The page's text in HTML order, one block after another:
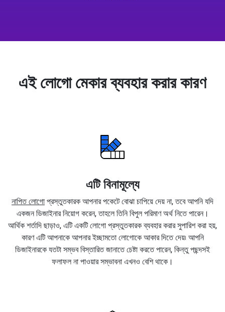
এই লোগো মেকার ব্যবহার করার কারণ
এটি বিনামূল্যে
নাপিত লোগো প্রস্তুতকারক আপনার পকেটে বোঝা চাপিয়ে দেয় না, তবে আপনি যদি
একজন ডিজাইনার নিয়োগ করেন, তাহলে তিনি বিপুল পরিমাণ অর্থ নিতে পারেন।
আর্থিক শর্তাদি ছাড়াও, এটি একটি লোগো প্রস্তুতকারক ব্যবহার করার সুপারিশ করা হয়,
কারণ এটি আপনাকে আপনার ইচ্ছামতো লোগোকে আকার দিতে দেয়৷ আপনি
ডিজাইনারকে যতটা সম্ভব বিস্তারিত জানাতে চেষ্টা করতে পারেন, কিন্তু পছন্দসই
ফলাফল না পাওয়ার সম্ভাবনা এখনও বেশি থাকে।